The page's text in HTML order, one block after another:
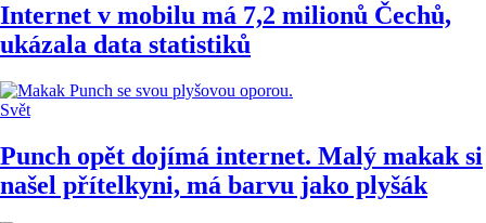
Internet v mobilu má 7,2 milionů Čechů,
ukázala data statistiků
Svět
Punch opět dojímá internet. Malý makak si
našel přítelkyni, má barvu jako plyšák